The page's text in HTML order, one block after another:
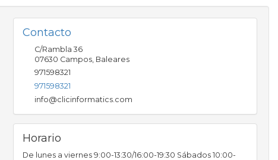
Contacto
C/Rambla 36
07630 Campos, Baleares
971598321
971598321
info@clicinformatics.com
Horario
De lunes a viernes 9:00-13:30/16:00-19:30 Sábados 10:00-